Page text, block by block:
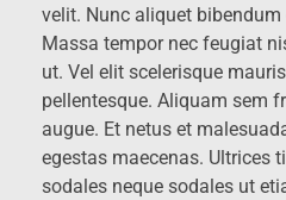
velit. Nunc aliquet
Massa tempor nec feugiat
ut. Vel elit scelerisque
pellentesque. Aliquam sem
augue. Et netus et
egestas maecenas. Ultrices
sodales neque sodales ut